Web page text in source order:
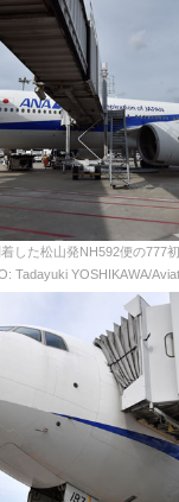
した松山発NH592便の777
Tadayuki YOSHIKAWA/